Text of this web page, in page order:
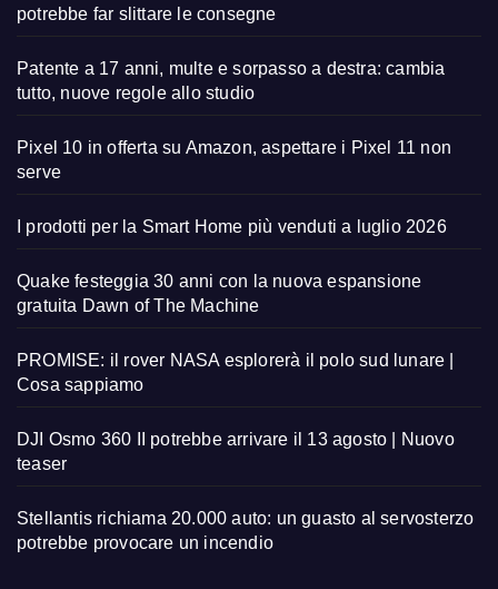
potrebbe far slittare le consegne
Patente a 17 anni, multe e sorpasso a destra: cambia
tutto, nuove regole allo studio
Pixel 10 in offerta su Amazon, aspettare i Pixel 11 non
serve
I prodotti per la Smart Home più venduti a luglio 2026
Quake festeggia 30 anni con la nuova espansione
gratuita Dawn of The Machine
PROMISE: il rover NASA esplorerà il polo sud lunare |
Cosa sappiamo
DJI Osmo 360 II potrebbe arrivare il 13 agosto | Nuovo
teaser
Stellantis richiama 20.000 auto: un guasto al servosterzo
potrebbe provocare un incendio